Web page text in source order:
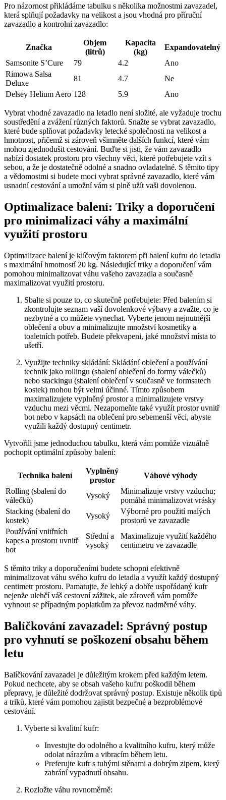
Pro‌ názornost přikládáme tabulku s ‍několika možnostmi zavazadel,
která splňují požadavky‍ na ‌velikost a jsou ‍vhodná pro příruční
zavazadlo a‌ kontrolní zavazadlo:
Značka
Objem
(litrů)
Kapacita
⁤(kg)
Expandovatelný
Samsonite ⁣S’Cure
79 4.2
Ano
Rimowa Salsa ​
Deluxe
81 4.7
Ne
Delsey Helium Aero 128 5.9 Ano
Vybrat⁤ vhodné zavazadlo na letadlo není složité, ​ale ⁣vyžaduje trochu
soustředění a zvážení různých ⁣faktorů.⁤ Snažte se ⁢vybrat zavazadlo,
‌které bude splňovat⁤ požadavky letecké společnosti na ⁣velikost a‍
hmotnost, přičemž​ si zároveň všimněte dalších funkcí,⁢ které​ vám
mohou zjednodušit ‍cestování. Buďte si jisti, že vám zavazadlo
nabízí dostatek prostoru pro všechny věci, které ⁢potřebujete⁢ vzít s
sebou, ‍a že je dostatečně‌ odolné⁤ a⁢ snadno ovladatelné. S těmito tipy
a⁣ vědomostmi si budete moci vybrat správné⁤ zavazadlo, které ‌vám
usnadní cestování a⁤ umožní vám si ⁣plně užít vaši dovolenou.
Optimalizace balení: Triky a doporučení
pro⁢ minimalizaci ​váhy​ a ⁤maximální
využití prostoru
Optimalizace balení je klíčovým faktorem při balení ‍kufru do letadla
s maximální⁢ hmotností 20 kg. Následující triky⁢ a doporučení vám⁤
pomohou minimalizovat váhu vašeho zavazadla a současně
‌maximalizovat využití⁤ prostoru.
Sbalte ‍si​ pouze to, co skutečně potřebujete: Před balením⁣ si
zkontrolujte​ seznam vaší dovolenkové výbavy ​a zvažte, co je
nezbytné a co můžete vynechat. ⁢Vyberte ⁣jenom nejnutnější⁤
oblečení a obuv a minimalizujte⁣ množství kosmetiky a
toaletních potřeb. Budete překvapeni, jaké množství‌ místa to
ušetří.
Využijte techniky skládání: Skládání oblečení⁢ a používání
technik jako⁤ rollingu (sbalení oblečení do formy válečků)
nebo stackingu‌ (sbalení oblečení v současně ve formsatech
kostek) mohou být velmi účinné. Tímto způsobem
maximalizujete vyplněný ‌prostor ⁢a minimalizujete​ vrstvy
⁤vzduchu​ mezi věcmi. Nezapomeňte‍ také⁤ využít ⁣prostor uvnitř
bot nebo‍ v kapsách na oblečení pro sebemenší věci, abyste
využili ⁢každý dostupný centimetr.
Vytvořili jsme ⁣jednoduchou tabulku, která ⁤vám pomůže vizuálně
pochopit optimální způsoby balení:
Technika ⁤balení
Vyplněný
prostor
Váhové​ výhody
Rolling (sbalení⁤ do
válečků)
Vysoký
Minimalizuje‌ vrstvy vzduchu;
pomáhá ‍minimalizovat vrásky
Stacking (sbalení do
⁢kostek)
Vysoký
Výborné pro‍ použití malých
prostorů ve zavazadle
Používání vnitřních
kapes a prostoru uvnitř
bot
Střední⁢ a
vysoký
Maximalizuje⁢ využití každého
⁢centimetru ve⁢ zavazadle
S‌ těmito triky a doporučeními‌ budete schopni efektivně⁢
minimalizovat váhu svého ‍kufru do letadla a využít každý dostupný
⁢centimetr ​prostoru. Pamatujte, že lehký a dobře uspořádaný⁣ kufr
nejenže ulehčí váš⁢ cestovní zážitek, ale zároveň vám pomůže
vyhnout se‍ případným​ poplatkům za ‍převoz nadměrné ‌váhy.
Balíčkování⁢ zavazadel: Správný postup⁤
pro vyhnutí se poškození obsahu ⁢během
letu
Balíčkování ⁣zavazadel je důležitým krokem před každým‍ letem.
Pokud nechcete,‌ aby ⁢se obsah ​vašeho kufru poškodil během
přepravy, je⁤ důležité ⁤dodržovat správný postup. Existuje několik tipů
a triků,⁢ které ⁢vám​ pomohou zajistit⁢ bezpečné a bezproblémové
cestování.
Vyberte si ⁢kvalitní kufr:
Investujte do odolného a kvalitního kufru, který může ​
odolat nárazům a vibracím během letu.
Preferujte kufr​ s ‍tuhými stěnami a dobrým ⁢zipem, který
zabrání vypadnutí obsahu.
Rozložte váhu ‌rovnoměrně: